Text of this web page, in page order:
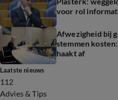
voor rol
Afwezigheid bij
stemmen
haakt af
Laatste nieuws
112
Advies & Tips